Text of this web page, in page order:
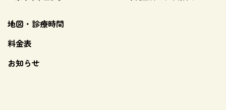
地図・診療時間
料金表
お知らせ